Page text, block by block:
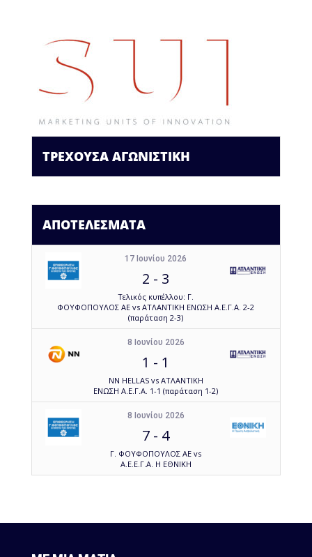
ΤΡΕΧΟΥΣΑ ΑΓΩΝΙΣΤΙΚΗ
ΑΠΟΤΕΛΕΣΜΑΤΑ
17 Ιουνίου 2026
2 - 3
Τελικός κυπέλλου: Γ.
ΦΟΥΦΟΠΟΥΛΟΣ ΑΕ vs ΑΤΛΑΝΤΙΚΗ ΕΝΩΣΗ Α.Ε.Γ.Α. 2-2
(παράταση 2-3)
8 Ιουνίου 2026
1 - 1
NN HELLAS vs ΑΤΛΑΝΤΙΚΗ
ΕΝΩΣΗ Α.Ε.Γ.Α. 1-1 (παράταση 1-2)
8 Ιουνίου 2026
7 - 4
Γ. ΦΟΥΦΟΠΟΥΛΟΣ ΑΕ vs
Α.Ε.Ε.Γ.Α. Η ΕΘΝΙΚΗ